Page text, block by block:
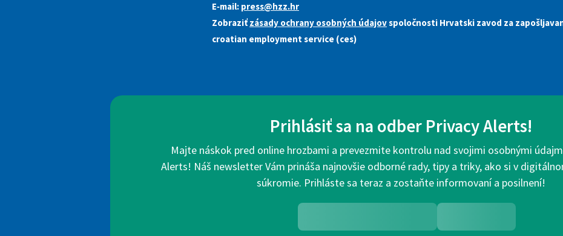
E‑mail: press@hzz.hr
Zobraziť zásady ochrany osobných údajovspoločnosti Hrvatski zavod za
croatian employment service (ces)
Prihlásiť sa na odber Privacy Alerts!
Majte náskok pred online hrozbami a prevezmite kontrolu nad svojimi osobnými
Alerts! Náš newsletter Vám prináša najnovšie odborné rady, tipy a triky, ako si v
súkromie. Prihláste sa teraz a zostaňte informovaní a posilnení!